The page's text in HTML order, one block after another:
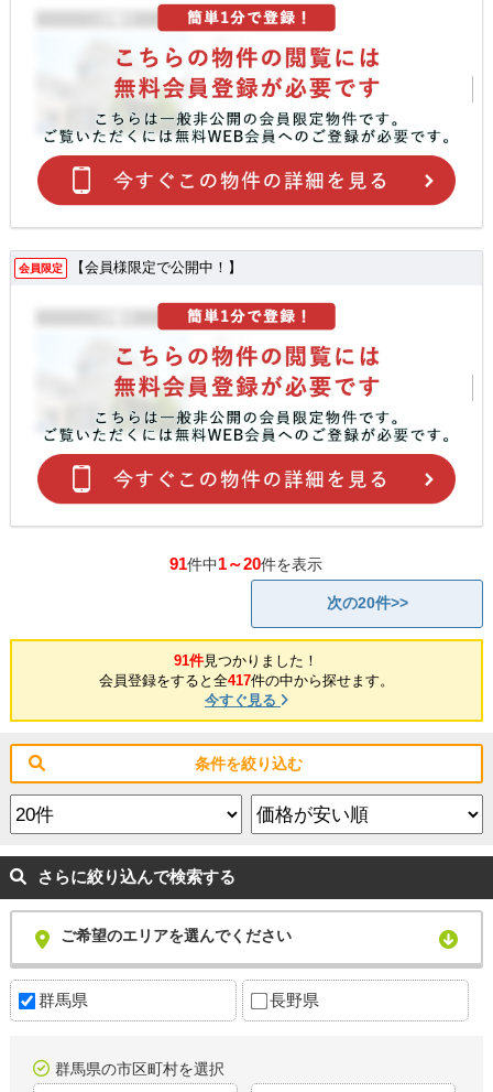
会員限定 【会員様限定で公開中！】
91件中1～20件を表示
次の20件>>
91件見つかりました！
会員登録をすると全417件の中から探せます。
今すぐ見る
条件を絞り込む
さらに絞り込んで検索する
ご希望のエリアを選んでください
群馬県 長野県
群馬県の市区町村を選択